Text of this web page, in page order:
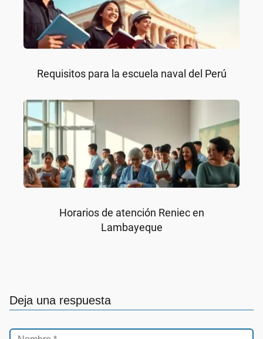
Requisitos para la escuela naval del Perú
Horarios de atención Reniec en
Lambayeque
Deja una respuesta